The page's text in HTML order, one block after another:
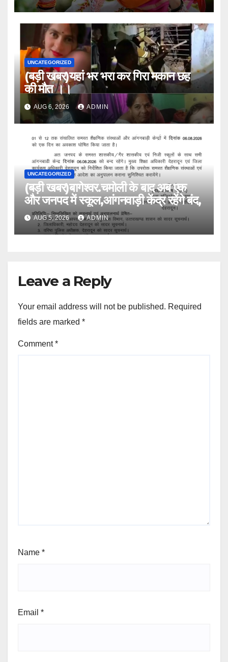
UNCATEGORIZED
(बड़ी खबर)यहां भर भरा कर गिरा मकान छह
की मौत ।।
AUG 6, 2026 ADMIN
UNCATEGORIZED
(बड़ी खबर)बागेश्वर.चमोली के बाद अब एक
और जनपद में स्कूल,आंगनवाड़ी केंद्र रहेंगे बंद,
AUG 5, 2026 ADMIN
Leave a Reply
Your email address will not be published. Required
fields are marked *
Comment*
Name *
Email *